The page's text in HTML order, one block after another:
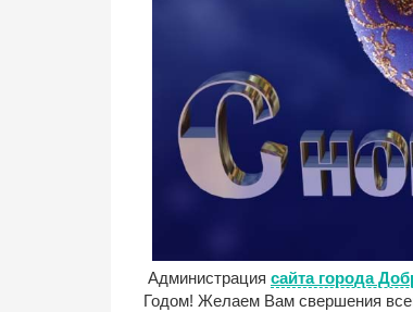
Администрация сайта города
Годом! Желаем Вам свершения